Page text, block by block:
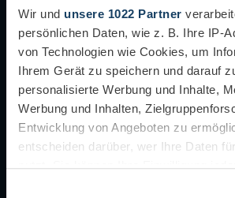
Wir und unsere 1022 Partner
persönlichen Daten, wie z. B. Ihre IP-
von Technologien wie Cookies, um
Ihrem Gerät zu speichern und darauf
personalisierte Werbung und Inhalte,
Werbung und Inhalten,
Entwicklung von Angeboten zu
entscheiden darüber, wer Ihre Daten
nutzt. Sie können Ihre Einwilligung